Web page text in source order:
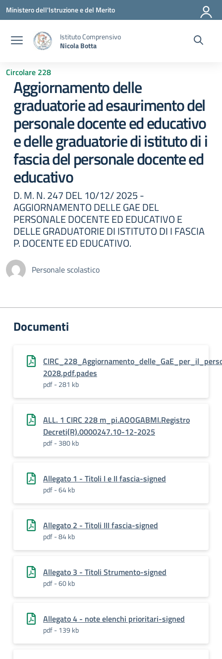
Vai ai contenuti
Vai al menu di navigazione
Vai al footer
Ministero dell'Istruzione e del Merito
Istituto Comprensivo
Nicola Botta
Circolare 228
Aggiornamento delle
graduatorie ad esaurimento del
personale docente ed educativo
e delle graduatorie di istituto di i
fascia del personale docente ed
educativo
D. M. N. 247 DEL 10/12/ 2025 -
AGGIORNAMENTO DELLE GAE DEL
PERSONALE DOCENTE ED EDUCATIVO E
DELLE GRADUATORIE DI ISTITUTO DI I FASCIA
P. DOCENTE ED EDUCATIVO.
Personale scolastico
Documenti
2028.pdf.pades
pdf - 281 kb
ALL. 1 CIRC 228 m_pi.AOOGABMI.Registro
Decreti(R).0000247.10-12-2025
pdf - 380 kb
Allegato 1 - Titoli I e II fascia-signed
pdf - 64 kb
Allegato 2 - Titoli III fascia-signed
pdf - 84 kb
Allegato 3 - Titoli Strumento-signed
pdf - 60 kb
Allegato 4 - note elenchi prioritari-signed
pdf - 139 kb